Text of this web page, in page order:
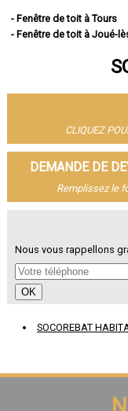
- Fenêtre de toit à Tours
- Fenêtre de toit à Joué-
- Fenêtre de toit à Saint-
- Fenêtre de toit à
- Fenêtre de toit à
- Fenêtre de toit à
- Fenêtre de toit à
- Fenêtre de toit à La Riche
- Fenêtre de toit à Chinon
- Fenêtre de toit à Ballan-
- Fenêtre de toit à
- Fenêtre de toit à Bléré
- Fenêtre de toit à Luynes
- Fenêtre de toit à La Ville-
- Fenêtre de toit à Véretz
- Fenêtre de toit à
- Fenêtre de toit à Monnaie
CLIQUEZ
DEMANDE DE
Remplissez le
Nous vous rappellons
SOCOREBAT